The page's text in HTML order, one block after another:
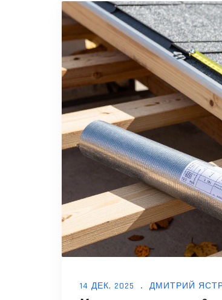
14 ДЕК, 2025 ДМИТРИЙ